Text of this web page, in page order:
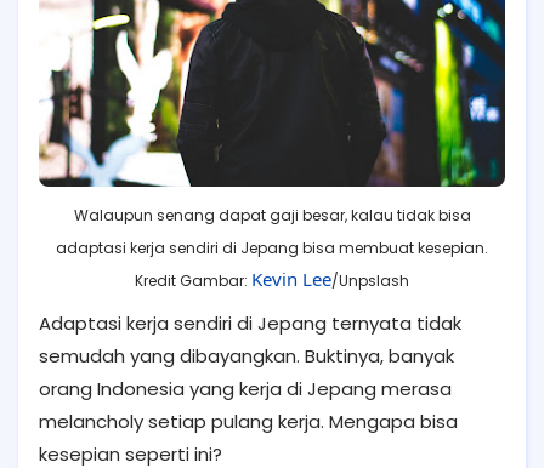
Walaupun senang dapat gaji besar, kalau tidak bisa
adaptasi kerja sendiri di Jepang bisa membuat kesepian.
Kredit Gambar: Kevin Lee/Unpslash
Adaptasi kerja sendiri di Jepang ternyata tidak
semudah yang dibayangkan. Buktinya, banyak
orang Indonesia yang kerja di Jepang merasa
melancholy setiap pulang kerja. Mengapa bisa
kesepian seperti ini?